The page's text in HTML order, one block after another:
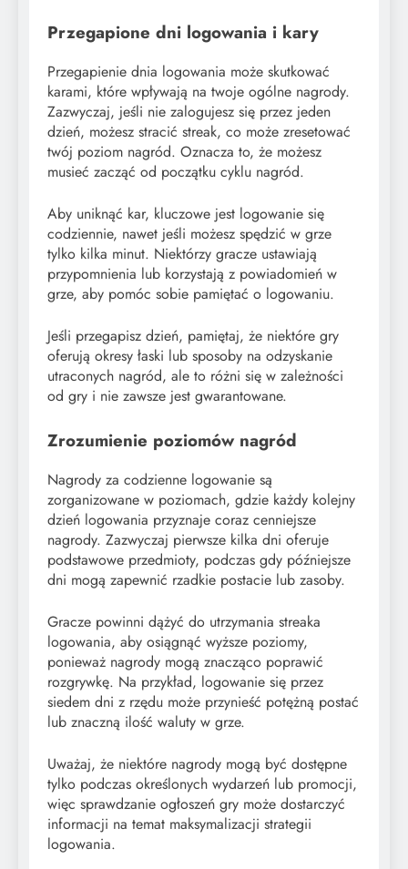
Przegapione dni logowania i kary
Przegapienie dnia logowania może skutkować
karami, które wpływają na twoje ogólne nagrody.
Zazwyczaj, jeśli nie zalogujesz się przez jeden
dzień, możesz stracić streak, co może zresetować
twój poziom nagród. Oznacza to, że możesz
musieć zacząć od początku cyklu nagród.
Aby uniknąć kar, kluczowe jest logowanie się
codziennie, nawet jeśli możesz spędzić w grze
tylko kilka minut. Niektórzy gracze ustawiają
przypomnienia lub korzystają z powiadomień w
grze, aby pomóc sobie pamiętać o logowaniu.
Jeśli przegapisz dzień, pamiętaj, że niektóre gry
oferują okresy łaski lub sposoby na odzyskanie
utraconych nagród, ale to różni się w zależności
od gry i nie zawsze jest gwarantowane.
Zrozumienie poziomów nagród
Nagrody za codzienne logowanie są
zorganizowane w poziomach, gdzie każdy kolejny
dzień logowania przyznaje coraz cenniejsze
nagrody. Zazwyczaj pierwsze kilka dni oferuje
podstawowe przedmioty, podczas gdy późniejsze
dni mogą zapewnić rzadkie postacie lub zasoby.
Gracze powinni dążyć do utrzymania streaka
logowania, aby osiągnąć wyższe poziomy,
ponieważ nagrody mogą znacząco poprawić
rozgrywkę. Na przykład, logowanie się przez
siedem dni z rzędu może przynieść potężną postać
lub znaczną ilość waluty w grze.
Uważaj, że niektóre nagrody mogą być dostępne
tylko podczas określonych wydarzeń lub promocji,
więc sprawdzanie ogłoszeń gry może dostarczyć
informacji na temat maksymalizacji strategii
logowania.